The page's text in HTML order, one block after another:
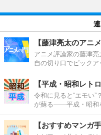
【藤津亮太のアニ
アニメ評論家の藤津
自の切り口でピックア
【平成・昭和レト
令和に見ると“エモい
が蘇る――平成・昭和
【おすすめマンガ手